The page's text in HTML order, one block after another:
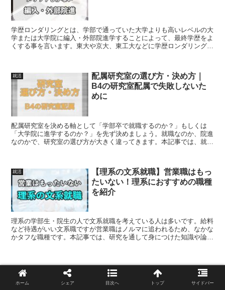
学歴ロンダリングとは、学部で通っていた大学よりも高いレベルの大
学または大学院に編入・外部院進学することによって、最終学歴をよ
くする事を言います。東大や京大、東工大などに学歴ロンダリングす
就活
配属研究室の選び方・決め方｜
B4の研究室配属で失敗しないた
めに
配属研究室を決める軸として「学部卒で就職するのか？」もしくは
「大学院に進学するのか？」を先ず決めましょう。就職なのか、院進
なのかで、研究室の選び方が大きく違ってきます。本記事では、就
就活
【理系の文系就職】営業職はもっ
たいない！理系におすすめの職種
を紹介
理系の学部生・院生の人で文系就職を考えている人は多いです。給料
など待遇がいい文系職ですが営業職はノルマに追われるため、なかな
かタフな職種です。本記事では、研究を通して身につけた知識や論理
ホーム シェア 目次へ トップ サイドバー